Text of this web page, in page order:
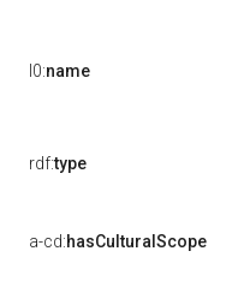
l0:name
rdf:type
a-cd:hasCulturalScope